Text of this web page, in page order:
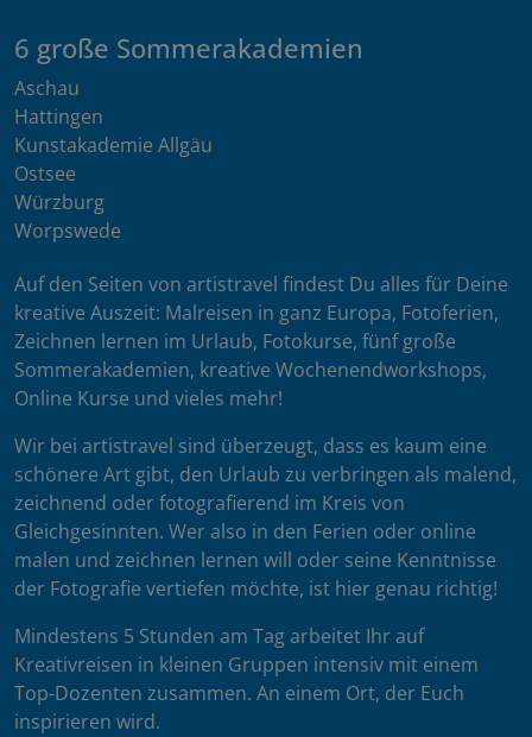
6 große Sommerakademien
Aschau
Hattingen
Kunstakademie Allgäu
Ostsee
Würzburg
Worpswede
Auf den Seiten von artistravel findest Du alles für Deine
kreative Auszeit: Malreisen in ganz Europa, Fotoferien,
Zeichnen lernen im Urlaub, Fotokurse, fünf große
Sommerakademien, kreative Wochenendworkshops,
Online Kurse und vieles mehr!
Wir bei artistravel sind überzeugt, dass es kaum eine
schönere Art gibt, den Urlaub zu verbringen als malend,
zeichnend oder fotografierend im Kreis von
Gleichgesinnten. Wer also in den Ferien oder online
malen und zeichnen lernen will oder seine Kenntnisse
der Fotografie vertiefen möchte, ist hier genau richtig!
Mindestens 5 Stunden am Tag arbeitet Ihr auf
Kreativreisen in kleinen Gruppen intensiv mit einem
Top-Dozenten zusammen. An einem Ort, der Euch
inspirieren wird.